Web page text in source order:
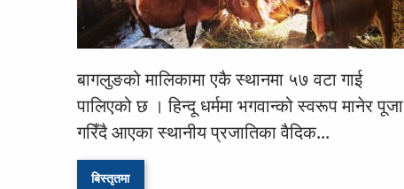
बागलुङको मालिकामा एकै स्थानमा ५७ वटा गाई
पालिएको छ । हिन्दू धर्ममा भगवान्को स्वरूप मानेर पूजा
गरिँदै आएका स्थानीय प्रजातिका वैदिक...
बिस्तृतमा